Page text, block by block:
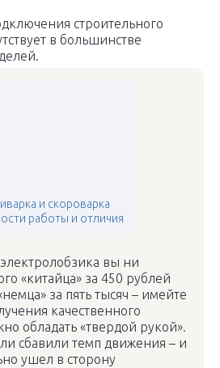
строительного
в большинстве
и скороварка
работы и отличия
вы ни
«китайца» за 450 рублей
за пять тысяч – имейте
качественного
обладать «твердой рукой».
сбавили темп движения – и
ушел в сторону